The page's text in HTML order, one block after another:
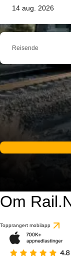
14 aug. 2026
Reisende
Om
Topprangert mobilapp